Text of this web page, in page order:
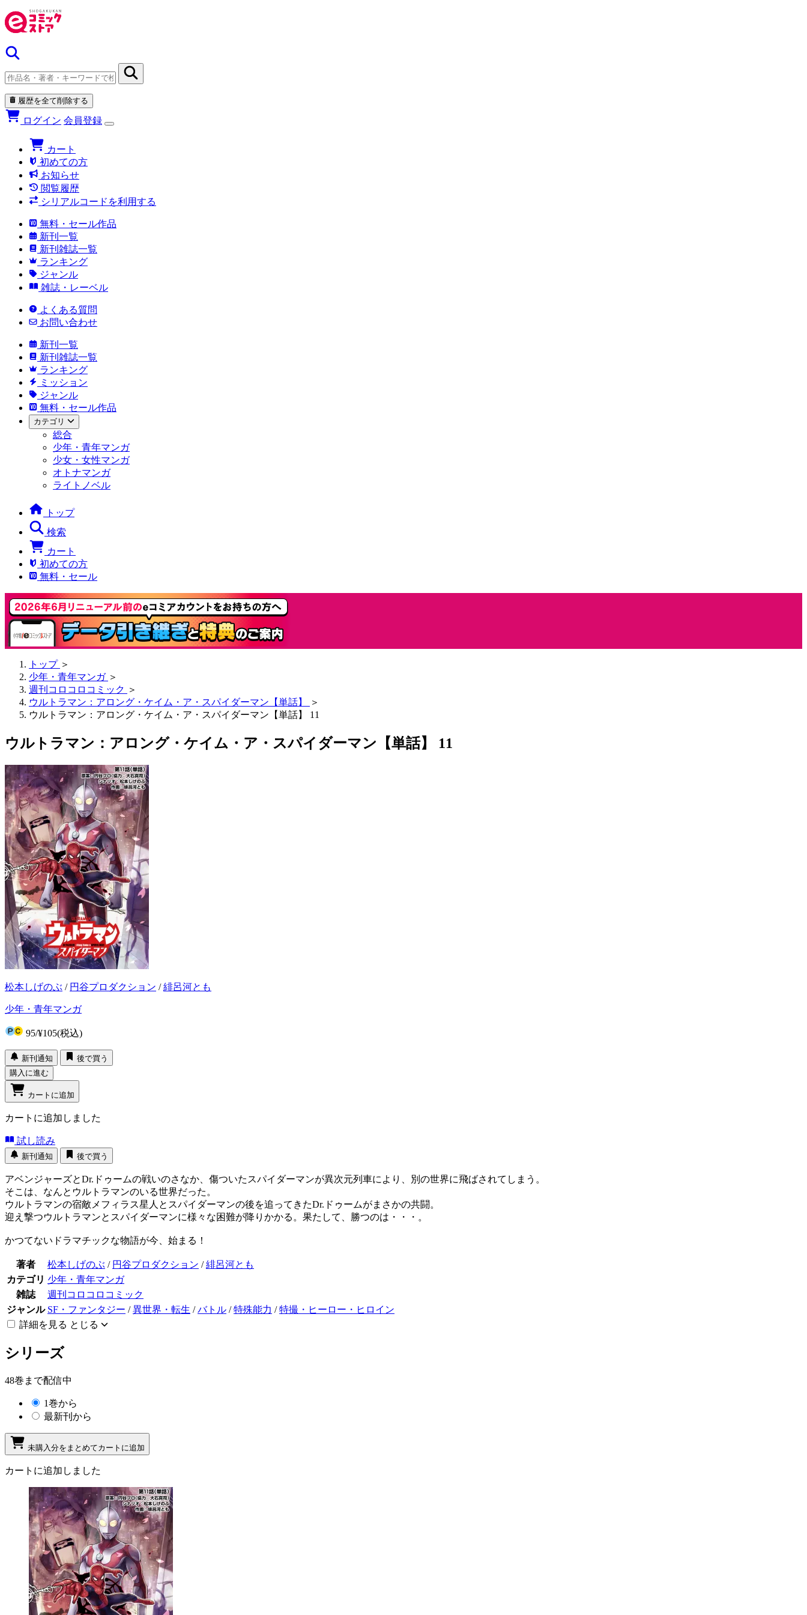
履歴を全て削除する
ログイン 会員登録
カート
初めての方
お知らせ
閲覧履歴
シリアルコードを利用する
無料・セール作品
新刊一覧
新刊雑誌一覧
ランキング
ジャンル
雑誌・レーベル
よくある質問
お問い合わせ
新刊一覧
新刊雑誌一覧
ランキング
ミッション
ジャンル
無料・セール作品
カテゴリ
総合
少年・青年マンガ
少女・女性マンガ
オトナマンガ
ライトノベル
トップ
検索
カート
初めての方
無料・セール
トップ ＞
少年・青年マンガ ＞
週刊コロコロコミック ＞
ウルトラマン：アロング・ケイム・ア・スパイダーマン【単話】
＞
ウルトラマン：アロング・ケイム・ア・スパイダーマン【単話】 11
ウルトラマン：アロング・ケイム・ア・スパイダーマン【単話】 11
松本しげのぶ / 円谷プロダクション /緋呂河とも
少年・青年マンガ
95/¥105(税込)
新刊通知
後で買う
購入に進む
カートに追加
カートに追加しました
試し読み
新刊通知 後で買う
アベンジャーズとDr.ドゥームの戦いのさなか、傷ついたスパイダーマンが異次元列車により、別の世界に飛ばされてしまう。
そこは、なんとウルトラマンのいる世界だった。
ウルトラマンの宿敵メフィラス星人とスパイダーマンの後を追ってきたDr.ドゥームがまさかの共闘。
迎え撃つウルトラマンとスパイダーマンに様々な困難が降りかかる。果たして、勝つのは・・・。
かつてないドラマチックな物語が今、始まる！
著者 松本しげのぶ / 円谷プロダクション /緋呂河とも
カテゴリ 少年・青年マンガ
雑誌
週刊コロコロコミック
ジャンル SF・ファンタジー /異世界・転生 /バトル /特殊能力 /特撮・ヒーロー・ヒロイン
詳細を見る とじる
シリーズ
48巻まで配信中
1巻から
最新刊から
未購入分をまとめてカートに追加
カートに追加しました